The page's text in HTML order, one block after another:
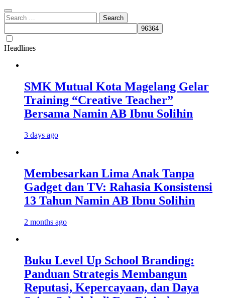
Search
for:
Headlines
SMK Mutual Kota Magelang Gelar
Training “Creative Teacher”
Bersama Namin AB Ibnu Solihin
3 days ago
Membesarkan Lima Anak Tanpa
Gadget dan TV: Rahasia Konsistensi
13 Tahun Namin AB Ibnu Solihin
2 months ago
Buku Level Up School Branding:
Panduan Strategis Membangun
Reputasi, Kepercayaan, dan Daya